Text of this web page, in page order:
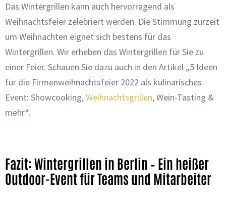
Das Wintergrillen kann auch hervorragend als
Weihnachtsfeier zelebriert werden. Die Stimmung zurzeit
um Weihnachten eignet sich bestens für das
Wintergrillen. Wir erheben das Wintergrillen für Sie zu
einer Feier. Schauen Sie dazu auch in den Artikel „5 Ideen
für die Firmenweihnachtsfeier 2022 als kulinarisches
Event: Showcooking,Weihnachtsgrillen, Wein-Tasting &
mehr“.
Fazit: Wintergrillen in Berlin – Ein heißer
Outdoor-Event für Teams und Mitarbeiter